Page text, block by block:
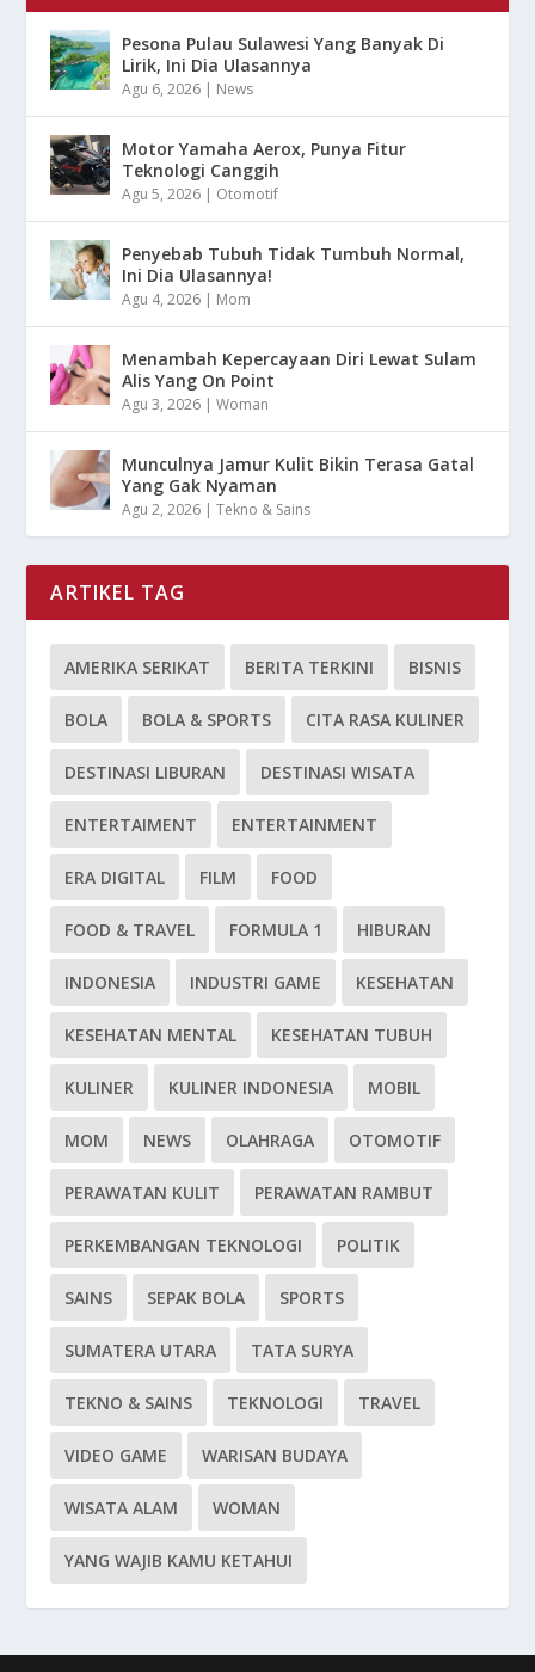
Pesona Pulau Sulawesi Yang Banyak Di
Lirik, Ini Dia Ulasannya
Agu 6, 2026 | News
Motor Yamaha Aerox, Punya Fitur
Teknologi Canggih
Agu 5, 2026 | Otomotif
Penyebab Tubuh Tidak Tumbuh Normal,
Ini Dia Ulasannya!
Agu 4, 2026 | Mom
Menambah Kepercayaan Diri Lewat Sulam
Alis Yang On Point
Agu 3, 2026 |Woman
Munculnya Jamur Kulit Bikin Terasa Gatal
Yang Gak Nyaman
Agu 2, 2026 |Tekno & Sains
ARTIKEL TAG
AMERIKA SERIKAT BERITA TERKINI BISNIS
BOLA BOLA & SPORTS CITA RASA KULINER
DESTINASI LIBURAN DESTINASI WISATA
ENTERTAIMENT ENTERTAINMENT
ERA DIGITAL FILM FOOD
FOOD & TRAVEL FORMULA 1 HIBURAN
INDONESIA INDUSTRI GAME KESEHATAN
KESEHATAN MENTAL KESEHATAN TUBUH
KULINER KULINER INDONESIA MOBIL
MOM NEWS OLAHRAGA OTOMOTIF
PERAWATAN KULIT PERAWATAN RAMBUT
PERKEMBANGAN TEKNOLOGI POLITIK
SAINS SEPAK BOLA SPORTS
SUMATERA UTARA TATA SURYA
TEKNO & SAINS TEKNOLOGI TRAVEL
VIDEO GAME WARISAN BUDAYA
WISATA ALAM WOMAN
YANG WAJIB KAMU KETAHUI